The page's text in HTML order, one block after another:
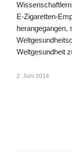
E-Zigaretten-
herangegangen,
Weltgesundheit
2. Juni 2014